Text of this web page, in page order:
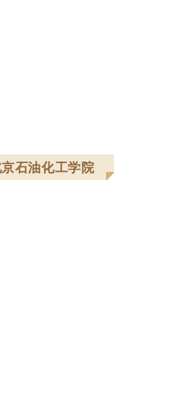
石油化工学院